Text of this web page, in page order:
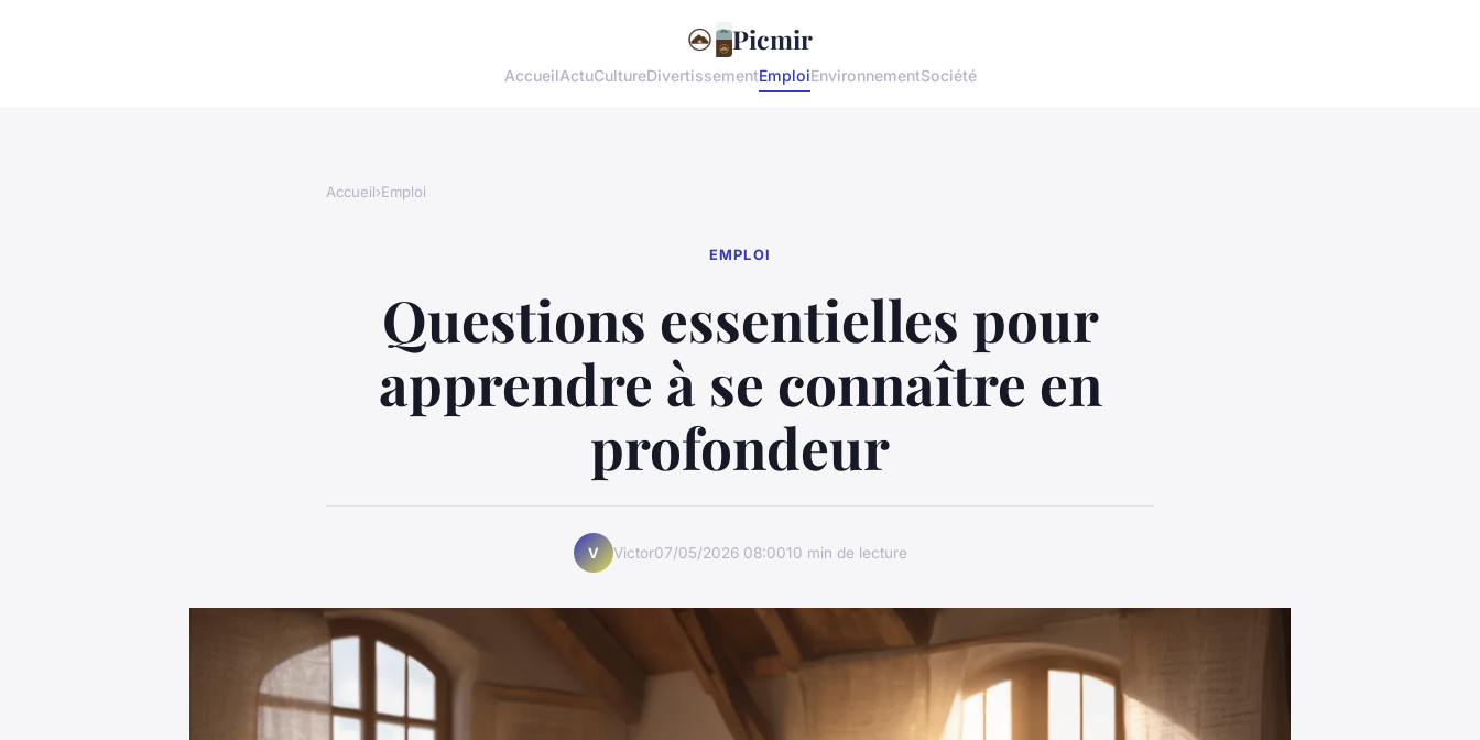
Picmir
AccueilActuCultureDivertissementEmploiEnvironnementSociété
Accueil›Emploi
EMPLOI
Questions essentielles pour
apprendre à se connaître en
profondeur
V Victor07/05/2026 08:0010 min de lecture